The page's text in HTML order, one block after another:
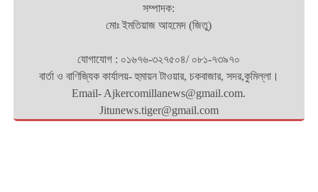
সম্পাদক:
মোঃ ইমতিয়াজ আহমেদ (জিতু)
যোগাযোগ : ০১৬৭৬-৩২৭৫০৪/ ০৮১-৭৩৯৭০
বার্তা ও বাণিজ্যিক কার্যালয়- হুমায়ন টাওয়ার, চকবাজার, সদর,কুমিল্লা।
Email- Ajkercomillanews@gmail.com.
Jitunews.tiger@gmail.com